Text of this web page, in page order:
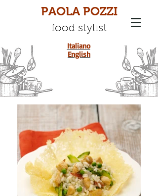
PAOLA POZZI
food stylist
English
Italiano